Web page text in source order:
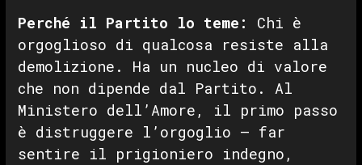
Perché il Partito lo teme:
Chi è
orgoglioso di qualcosa resiste alla
demolizione. Ha un nucleo di valore
che non dipende dal Partito. Al
Ministero dell’Amore, il primo passo
è distruggere l’orgoglio — far
sentire il prigioniero indegno,